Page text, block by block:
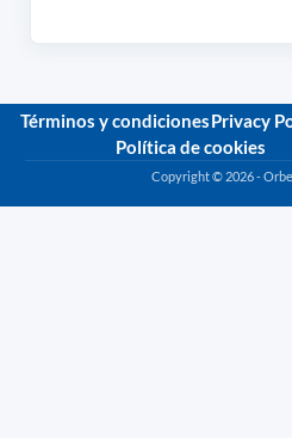
Términos y condicionesPrivacy
Política de cookies
Copyright © 2026 -